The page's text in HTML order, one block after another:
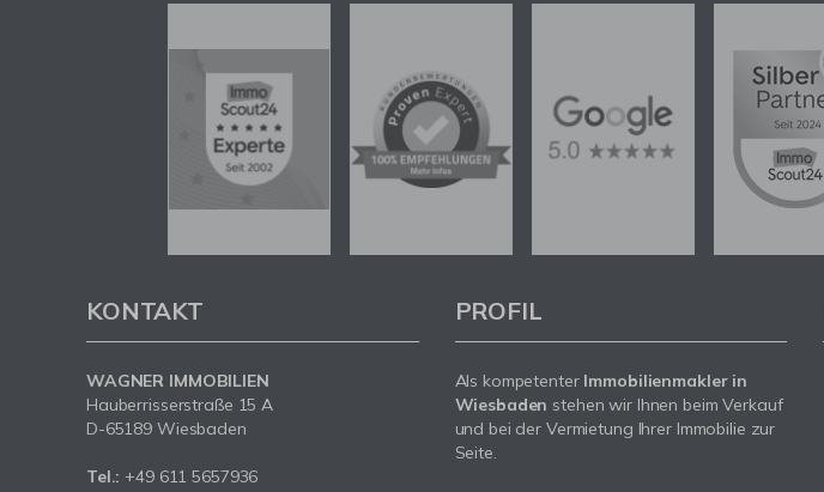
KONTAKT
WAGNER IMMOBILIEN
Hauberrisserstraße 15 A
D-65189 Wiesbaden
Tel.: +49 611 5657936
PROFIL
Als kompetenter Immobilienmakler in
Wiesbaden stehen wir Ihnen beim Verkauf
und bei der Vermietung Ihrer Immobilie zur
Seite.